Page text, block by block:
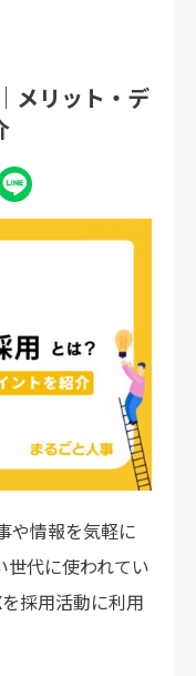
メリット・デ
や情報を気軽に
世代に使われてい
採用活動に利用